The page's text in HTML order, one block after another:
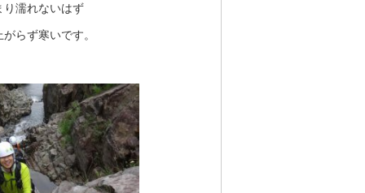
り濡れないはず
らず寒いです。